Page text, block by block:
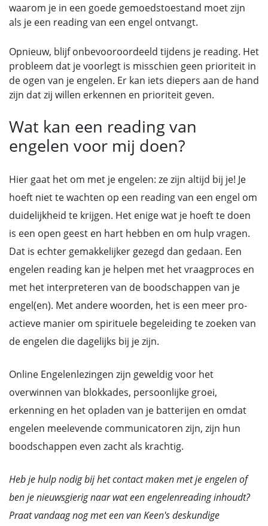
waarom je in een goede gemoedstoestand moet zijn
als je een reading van een engel ontvangt.
Opnieuw, blijf onbevooroordeeld tijdens je reading. Het
probleem dat je voorlegt is misschien geen prioriteit in
de ogen van je engelen. Er kan iets diepers aan de hand
zijn dat zij willen erkennen en prioriteit geven.
Wat kan een reading van
engelen voor mij doen?
Hier gaat het om met je engelen: ze zijn altijd bij je! Je
hoeft niet te wachten op een reading van een engel om
duidelijkheid te krijgen. Het enige wat je hoeft te doen
is een open geest en hart hebben en om hulp vragen.
Dat is echter gemakkelijker gezegd dan gedaan. Een
engelen reading kan je helpen met het vraagproces en
met het interpreteren van de boodschappen van je
engel(en). Met andere woorden, het is een meer pro-
actieve manier om spirituele begeleiding te zoeken van
de engelen die dagelijks bij je zijn.
Online Engelenlezingen zijn geweldig voor het
overwinnen van blokkades, persoonlijke groei,
erkenning en het opladen van je batterijen en omdat
engelen meelevende communicatoren zijn, zijn hun
boodschappen even zacht als krachtig.
Heb je hulp nodig bij het contact maken met je engelen of
ben je nieuwsgierig naar wat een engelenreading inhoudt?
Praat vandaag nog met een van Keen's deskundige